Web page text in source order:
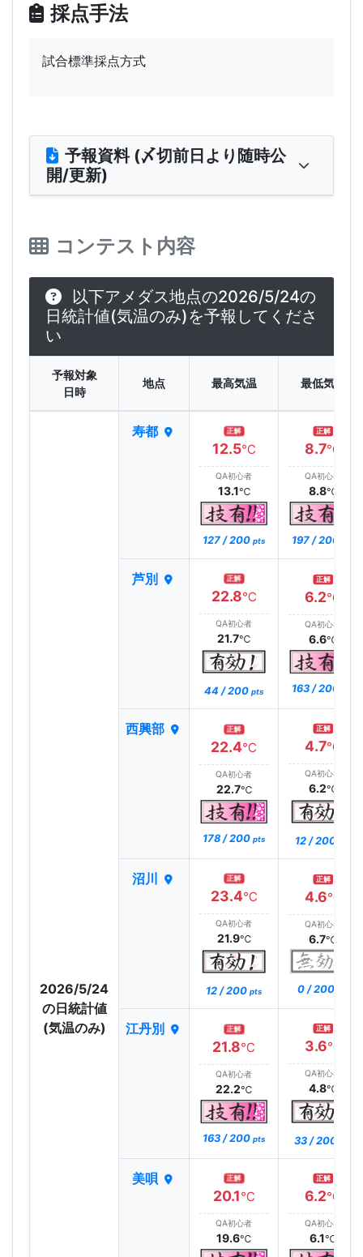
採点手法
試合標準採点方式
予報資料 (〆切前日より随時公
開/更新)
コンテスト内容
以下アメダス地点の2026/5/24の
日統計値(気温のみ)を予報してくださ
い
予報対象
日時
地点 最高気温 最低気温
2026/5/24
の日統計値
(気温のみ)
寿都 正解
12.5℃
QA初心者
13.1℃
127 / 200 pts
正解
8.7℃
QA初心者
8.8℃
197 / 200
芦別 正解
22.8℃
QA初心者
21.7℃
44 / 200 pts
正解
6.2℃
QA初心者
6.6℃
163 / 200
西興部 正解
22.4℃
QA初心者
22.7℃
178 / 200 pts
正解
4.7℃
QA初心者
6.2℃
12 / 200
沼川 正解
23.4℃
QA初心者
21.9℃
12 / 200 pts
正解
4.6℃
QA初心者
6.7℃
0 / 200
江丹別 正解
21.8℃
QA初心者
22.2℃
163 / 200 pts
正解
3.6℃
QA初心者
4.8℃
33 / 200
美唄 正解
20.1℃
QA初心者
19.6℃
正解
6.2℃
QA初心者
6.1℃